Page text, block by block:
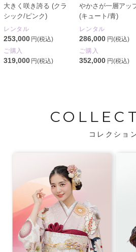
大きく咲き誇る (クラ
シック/ピンク)
レンタル
253,000 円(税込)
ご購入
319,000 円(税込)
やかさが一層アッ
(キュート/青)
レンタル
286,000 円(税込)
ご購入
352,000 円(税込)
コレクショ